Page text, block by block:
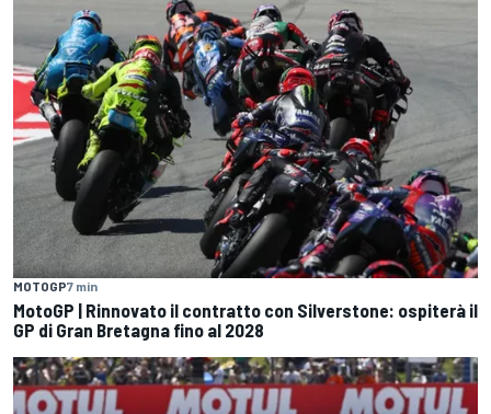
MOTOGP7 min
MotoGP | Rinnovato il contratto con Silverstone: ospiterà il
GP di Gran Bretagna fino al 2028